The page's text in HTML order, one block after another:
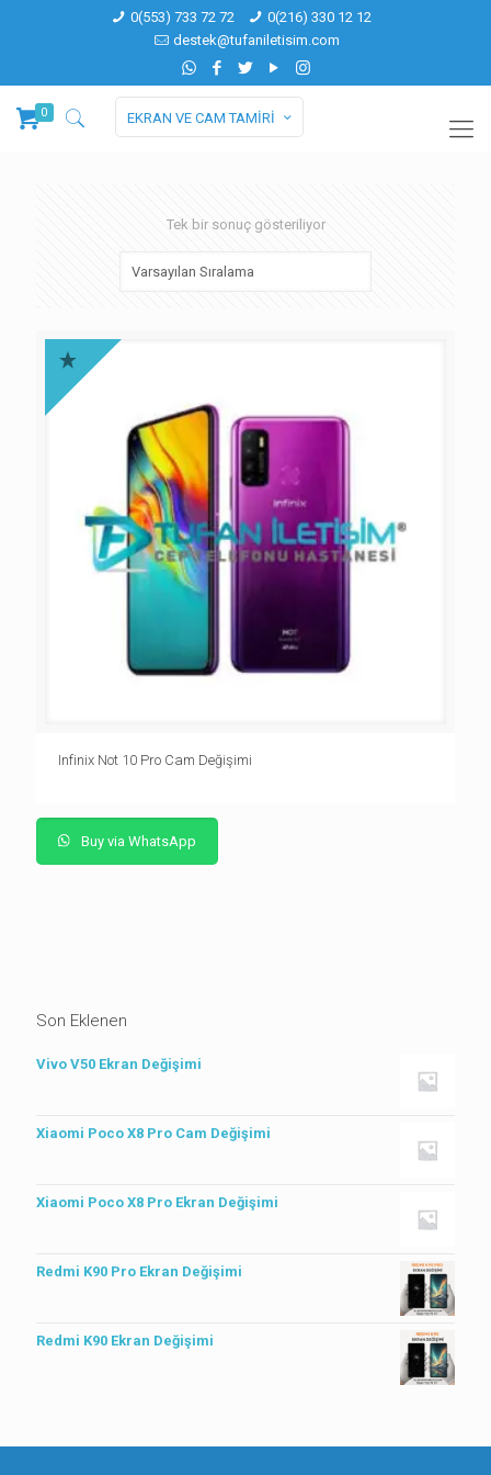
0(553) 733 72 72
0(216) 330 12 12
destek@tufaniletisim.com
0 EKRAN VE CAM TAMİRİ
Tek bir sonuç gösteriliyor
Infinix Not 10 Pro Cam Değişimi
Buy via WhatsApp
Son Eklenen
Vivo V50 Ekran Değişimi
Xiaomi Poco X8 Pro Cam Değişimi
Xiaomi Poco X8 Pro Ekran Değişimi
Redmi K90 Pro Ekran Değişimi
Redmi K90 Ekran Değişimi